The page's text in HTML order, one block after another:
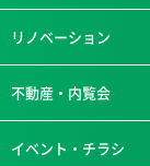
リノベーション
不動産・内覧会
イベント・チラシ